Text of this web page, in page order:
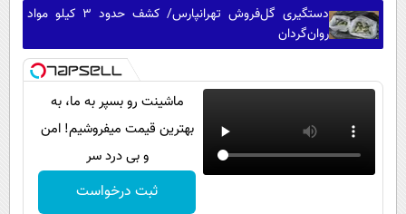
دستگیری گل‌فروش تهرانپارس/ کشف حدود 3 کیلو مواد
روان‌گردان
ماشینت رو بسپر به ما، به
بهترین قیمت میفروشیم! امن
و بی درد سر
ثبت درخواست